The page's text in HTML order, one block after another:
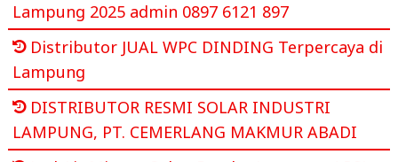
Lampung 2025 admin 0897 6121 897
Distributor JUAL WPC DINDING Terpercaya di
Lampung
DISTRIBUTOR RESMI SOLAR INDUSTRI
LAMPUNG, PT. CEMERLANG MAKMUR ABADI